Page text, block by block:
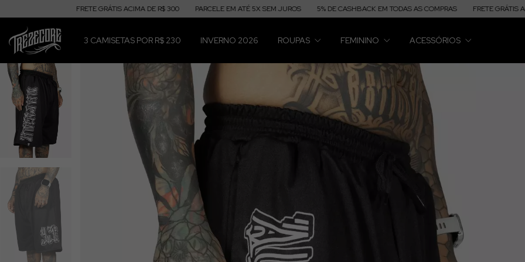
FRETE GRÁTIS ACIMA DE R$ 300 PARCELE EM ATÉ 5X SEM JUROS 5% DE CASHBACK EM TODAS AS COMPRAS FRETE GRÁTIS ACIMA DE
3 CAMISETAS POR R$ 230 INVERNO 2026 ROUPAS FEMININO ACESSÓRIOS